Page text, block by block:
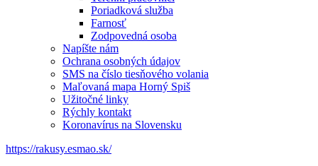
Poriadková služba
Farnosť
Zodpovedná osoba
Napíšte nám
Ochrana osobných údajov
SMS na číslo tiesňového volania
Maľovaná mapa Horný Spiš
Užitočné linky
Rýchly kontakt
Koronavírus na Slovensku
https://rakusy.esmao.sk/